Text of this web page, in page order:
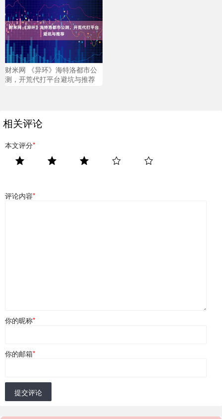
财米网 《异环》海特洛都市公
测，开荒代打平台避坑与推荐
相关评论
本文评分*
评论内容*
你的昵称*
你的邮箱*
提交评论